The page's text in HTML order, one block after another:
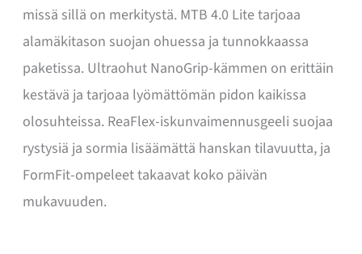
missä sillä on merkitystä. MTB 4.0 Lite tarjoaa
alamäkitason suojan ohuessa ja tunnokkaassa
paketissa. Ultraohut NanoGrip-kämmen on erittäin
kestävä ja tarjoaa lyömättömän pidon kaikissa
olosuhteissa. ReaFlex-iskunvaimennusgeeli suojaa
rystysiä ja sormia lisäämättä hanskan tilavuutta, ja
FormFit-ompeleet takaavat koko päivän
mukavuuden.